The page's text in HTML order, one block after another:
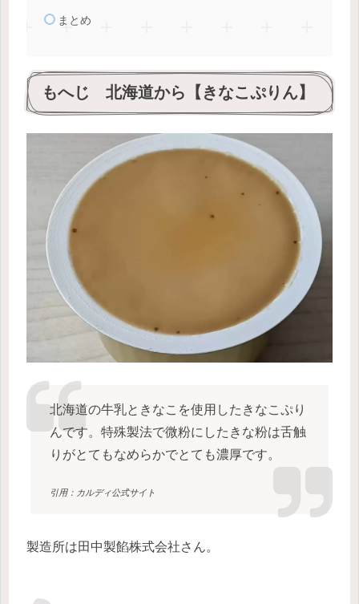
まとめ
もへじ 北海道から【きなこぷりん】
北海道の牛乳ときなこを使用したきなこぷり
んです。特殊製法で微粉にしたきな粉は舌触
りがとてもなめらかでとても濃厚です。
引用：カルディ公式サイト
製造所は田中製餡株式会社さん。